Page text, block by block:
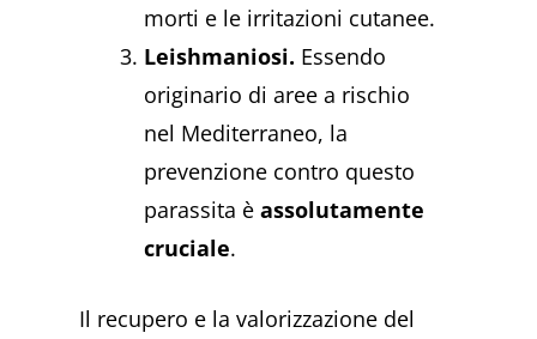
morti e le irritazioni cutanee.
Leishmaniosi. Essendo
originario di aree a rischio
nel Mediterraneo, la
prevenzione contro questo
parassita èassolutamente
cruciale.
Il recupero e la valorizzazione del